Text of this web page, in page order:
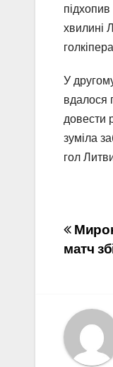
хвилині
У
вдалося
довести
зуміла
гол
матч